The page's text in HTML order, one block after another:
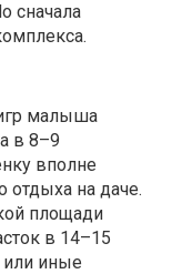
сначала
малыша
в 8–9
вполне
отдыха на даче.
площади
в 14–15
или иные